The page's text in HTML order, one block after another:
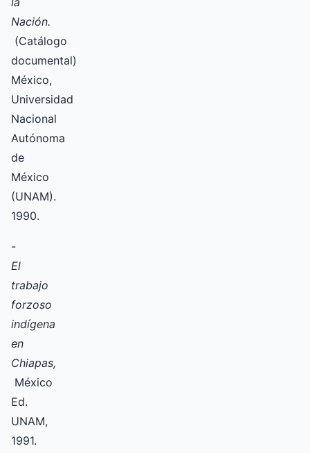
Nación.
(Catálogo
documental)
México,
Universidad
Nacional
Autónoma
de
México
(UNAM).
1990.
-
El
trabajo
forzoso
indígena
en
Chiapas,
México
Ed.
UNAM,
1991.